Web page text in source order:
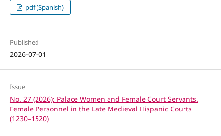
pdf (Spanish)
Published
2026-07-01
Issue
No. 27 (2026): Palace Women and Female Court Servants.
Female Personnel in the Late Medieval Hispanic Courts
(1230–1520)